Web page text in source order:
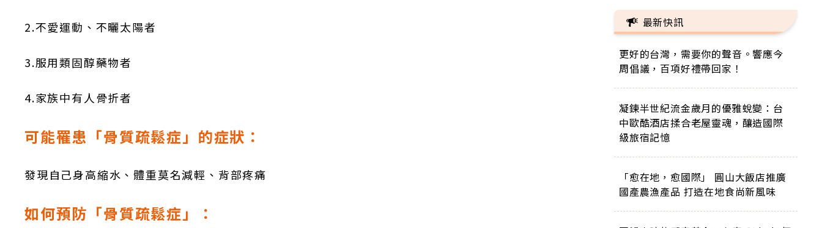
2.不愛運動、不曬太陽者
3.服用類固醇藥物者
4.家族中有人骨折者
可能罹患「骨質疏鬆症」的症狀：
發現自己身高縮水、體重莫名減輕、背部疼痛
如何預防「骨質疏鬆症」：
最新快訊
更好的台灣，需要你的聲音。響應今
周倡議，百項好禮帶回家！
凝鍊半世紀流金歲月的優雅蛻變：台
中歐酷酒店揉合老屋靈魂，釀造國際
級旅宿記憶
「愈在地，愈國際」 圓山大飯店推廣
國產農漁產品 打造在地食尚新風味